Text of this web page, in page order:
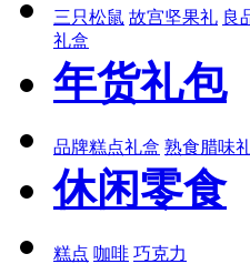
三只松鼠 故宫坚果礼 良
礼盒
年货礼包
品牌糕点礼盒 熟食腊味
休闲零食
糕点 咖啡 巧克力